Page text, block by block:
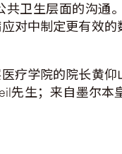
卫生层面的沟通
对中制定更有效
疗学院的院长黄
先生；来自墨尔